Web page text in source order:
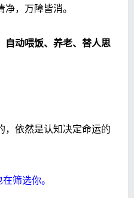
，万障皆消。
自动喂饭、养老、替人思
，依然是认知决定命运的
筛选你。